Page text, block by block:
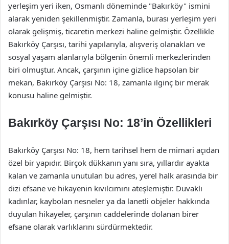
yerleşim yeri iken, Osmanlı döneminde "Bakırköy" ismini
alarak yeniden şekillenmiştir. Zamanla, burası yerleşim yeri
olarak gelişmiş, ticaretin merkezi haline gelmiştir. Özellikle
Bakırköy Çarşısı, tarihi yapılarıyla, alışveriş olanakları ve
sosyal yaşam alanlarıyla bölgenin önemli merkezlerinden
biri olmuştur. Ancak, çarşının içine gizlice hapsolan bir
mekan, Bakırköy Çarşısı No: 18, zamanla ilginç bir merak
konusu haline gelmiştir.
Bakırköy Çarşısı No: 18’in Özellikleri
Bakırköy Çarşısı No: 18, hem tarihsel hem de mimari açıdan
özel bir yapıdır. Birçok dükkanın yanı sıra, yıllardır ayakta
kalan ve zamanla unutulan bu adres, yerel halk arasında bir
dizi efsane ve hikayenin kıvılcımını ateşlemiştir. Duvaklı
kadınlar, kaybolan nesneler ya da lanetli objeler hakkında
duyulan hikayeler, çarşının caddelerinde dolanan birer
efsane olarak varlıklarını sürdürmektedir.